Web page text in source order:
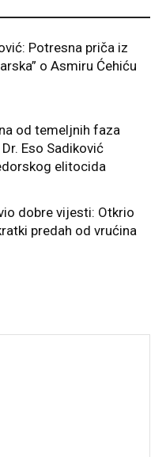
Potresna priča iz
o Asmiru Ćehiću
od temeljnih faza
Eso Sadiković
elitocida
dobre vijesti: Otkrio
predah od vrućina